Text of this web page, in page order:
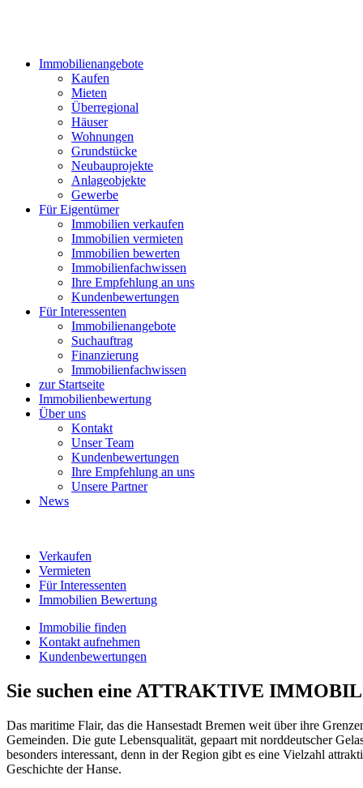
Immobilienangebote
Kaufen
Mieten
Überregional
Häuser
Wohnungen
Grundstücke
Neubauprojekte
Anlageobjekte
Gewerbe
Für Eigentümer
Immobilien verkaufen
Immobilien vermieten
Immobilien bewerten
Immobilienfachwissen
Ihre Empfehlung an uns
Kundenbewertungen
Für Interessenten
Immobilienangebote
Suchauftrag
Finanzierung
Immobilienfachwissen
zur Startseite
Immobilienbewertung
Über uns
Kontakt
Unser Team
Kundenbewertungen
Ihre Empfehlung an uns
Unsere Partner
News
Verkaufen
Vermieten
Für Interessenten
Immobilien Bewertung
Immobilie finden
Kontakt aufnehmen
Kundenbewertungen
Sie suchen eine ATTRAKTIVE
Das maritime Flair, das die Hansestadt Bremen weit über ihre
Gemeinden. Die gute Lebensqualität, gepaart mit norddeutscher
besonders interessant, denn in der Region gibt es eine Vielzahl
Geschichte der Hanse.